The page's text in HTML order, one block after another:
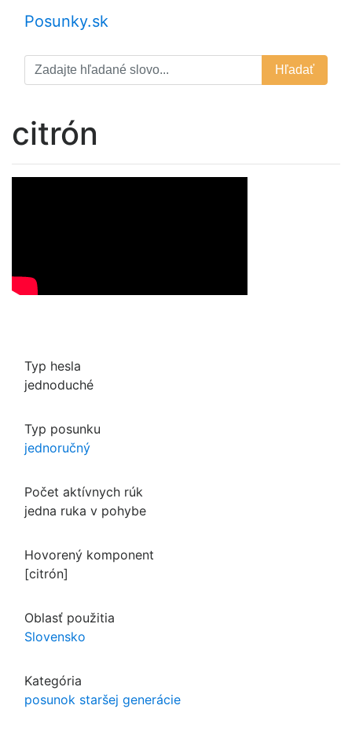
Posunky.sk
Hľadať
citrón
Typ hesla
jednoduché
Typ posunku
jednoručný
Počet aktívnych rúk
jedna ruka v pohybe
Hovorený komponent
[citrón]
Oblasť použitia
Slovensko
Kategória
posunok staršej generácie